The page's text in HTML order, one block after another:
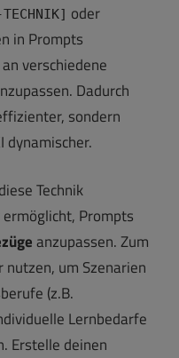
TECHNIK] oder
in Prompts
verschiedene
Dadurch
sondern
dynamischer.
Technik
Prompts
anzupassen. Zum
um Szenarien
(z.B.
Lernbedarfe
Erstelle deinen